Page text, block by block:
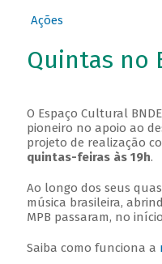
Ações
Quintas no
O Espaço Cultural
pioneiro no apoio ao
projeto de realização
quintas-feiras às 19h.
Ao longo dos seus
música brasileira,
MPB passaram, no
Saiba como funciona a